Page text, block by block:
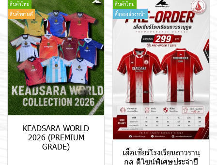
สินค้าใหม่
สินค้าขายดี
KEADSARA WORLD
2026 (PREMIUM
GRADE)
สินค้าใหม่
สั่งจองล่วงหน้า
เสื้อเชียร์โรงเรียนถาวรานุ
กูล ดีไซน์พิเศษประจำปี